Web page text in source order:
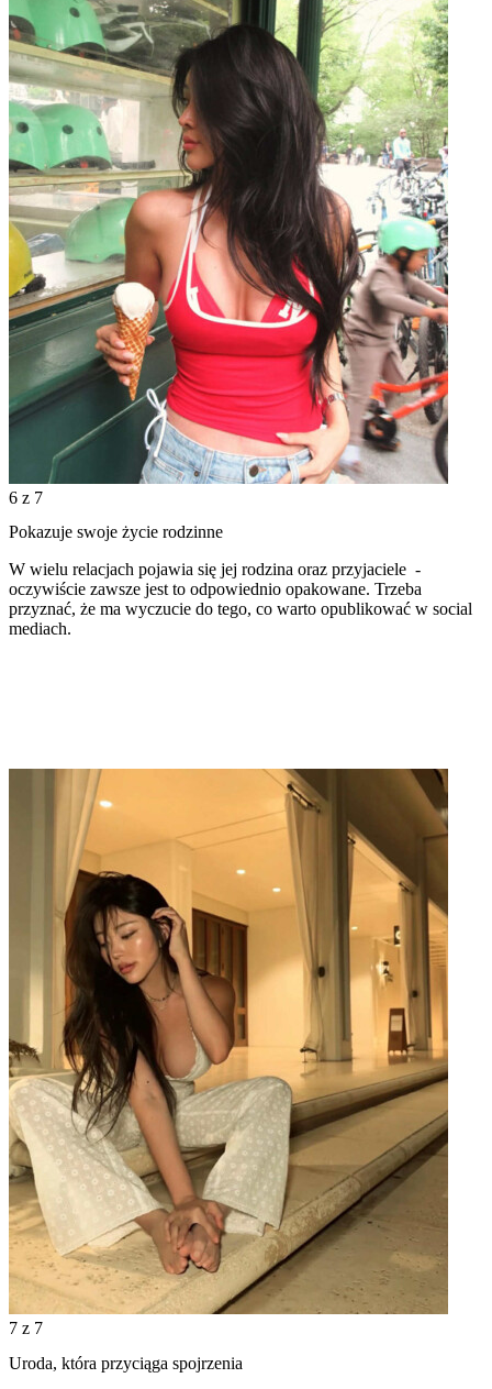
6 z 7
Pokazuje swoje życie rodzinne
W wielu relacjach pojawia się jej rodzina oraz przyjaciele -
oczywiście zawsze jest to odpowiednio opakowane. Trzeba
przyznać, że ma wyczucie do tego, co warto opublikować w social
mediach.
7 z 7
Uroda, która przyciąga spojrzenia